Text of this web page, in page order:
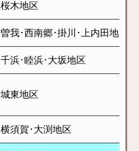
桜木地区
曽我･西南郷･掛川･上内田地区
千浜･睦浜･大坂地区
城東地区
横須賀･大渕地区